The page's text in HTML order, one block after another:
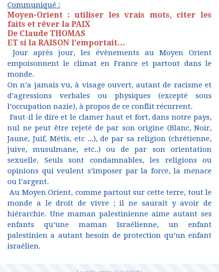
Communiqué :
Moyen-Orient : utiliser les vrais mots, citer les
faits et rêver la PAIX
De Claude THOMAS
ET si la RAISON l’emportait…
Jour après jour, les évènements au Moyen Orient
empoisonnent le climat en France et partout dans le
monde.
On n’a jamais vu, à visage ouvert, autant de racisme et
d’agressions verbales ou physiques (excepté sous
l’occupation nazie), à propos de ce conflit récurrent.
Faut-il le dire et le clamer haut et fort, dans notre pays,
nul ne peut être rejeté de par son origine (Blanc, Noir,
Jaune, Juif, Métis, etc ...), de par sa religion (chrétienne,
juive, musulmane, etc..) ou de par son orientation
sexuelle. Seuls sont condamnables, les religions ou
opinions qui veulent s’imposer par la force, la menace
ou l’argent.
Au Moyen Orient, comme partout sur cette terre, tout le
monde a le droit de vivre ; il ne saurait y avoir de
hiérarchie. Une maman palestinienne aime autant ses
enfants qu’une maman Israélienne, un enfant
palestinien a autant besoin de protection qu’un enfant
israélien.